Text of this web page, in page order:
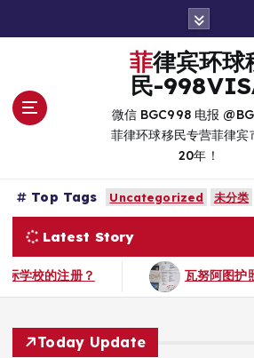
菲律宾环球移
民-
微信 BGC998 电报
菲律环球移民专营菲律宾
20年！
Top Tags Uncategorized 未分类
Latest Story
瓦努阿图护照怎么激活 瓦努
Today Update